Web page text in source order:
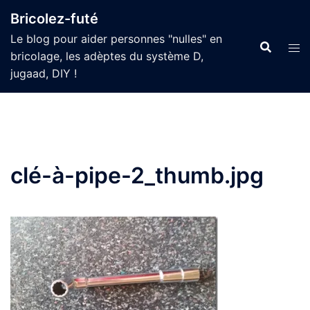
au
contenu
Bricolez-futé
Le blog pour aider personnes "nulles" en
bricolage, les adèptes du système D,
jugaad, DIY !
clé-à-pipe-2_thumb.jpg